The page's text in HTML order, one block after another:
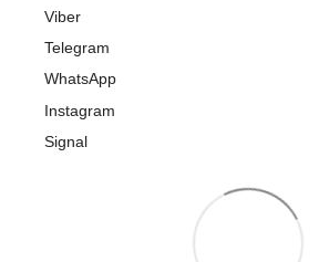
Viber
Telegram
WhatsApp
Instagram
Signal